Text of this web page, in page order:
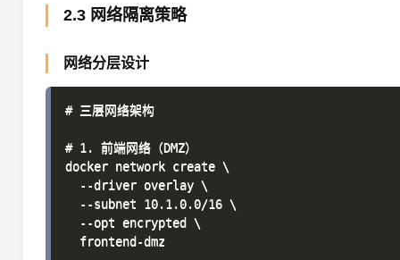
2.3 网络隔离策略
网络分层设计
# 三层网络架构
# 1. 前端网络（DMZ）
docker network create \
  --driver overlay \
  --subnet 10.1.0.0/16 \
  --opt encrypted \
  frontend-dmz